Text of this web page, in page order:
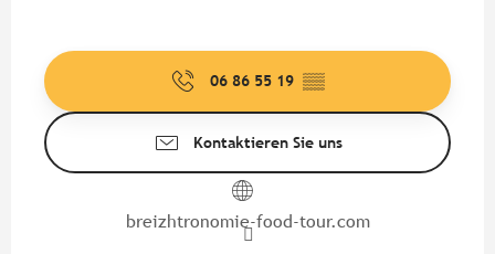
06 86 55 19 ▒▒
Kontaktieren Sie uns
breizhtronomie-food-tour.com